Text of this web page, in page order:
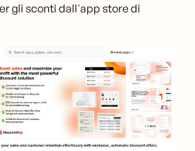
gli sconti dall'app store di